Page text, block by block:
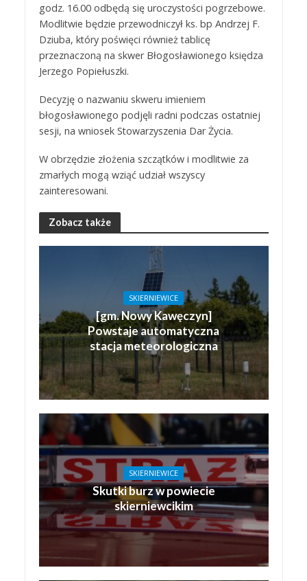
godz. 16.00 odbędą się uroczystości pogrzebowe.
Modlitwie będzie przewodniczył ks. bp Andrzej F.
Dziuba, który poświęci również tablicę
przeznaczoną na skwer Błogosławionego księdza
Jerzego Popiełuszki.
Decyzję o nazwaniu skweru imieniem
błogosławionego podjęli radni podczas ostatniej
sesji, na wniosek Stowarzyszenia Dar Życia.
W obrzędzie złożenia szczątków i modlitwie za
zmarłych mogą wziąć udział wszyscy
zainteresowani.
Zobacz także
SKIERNIEWICE
[gm. Nowy Kawęczyn]
Powstaje automatyczna
stacja meteorologiczna
SKIERNIEWICE
Skutki burz w powiecie
skierniewcikim